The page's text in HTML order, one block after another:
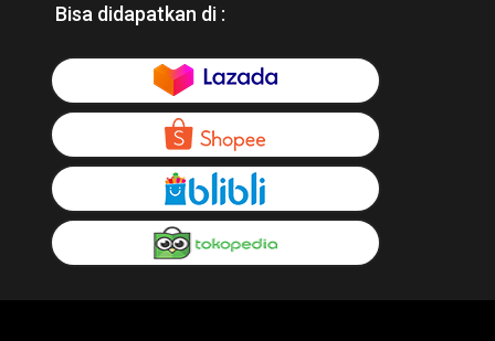
Bisa didapatkan di :